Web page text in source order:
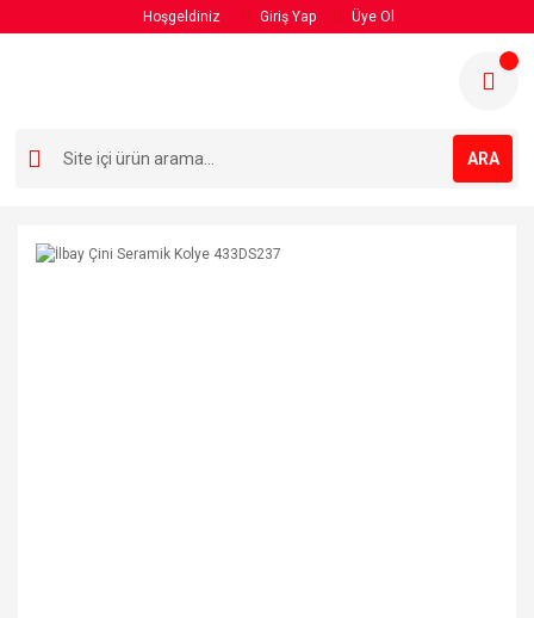
Hoşgeldiniz Giriş Yap Üye Ol
ARA